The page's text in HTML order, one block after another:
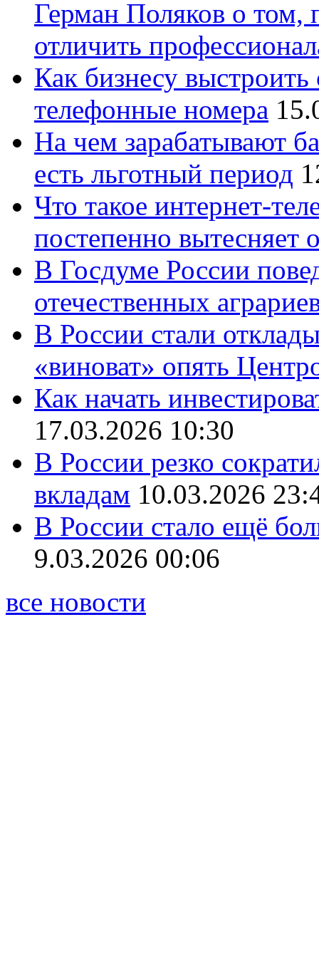
Герман Поляков о том,
отличить
Как бизнесу
телефонные номера
На чем зарабатывают
есть льготный период
Что такое интернет-
постепенно вытесняет
В Госдуме России
отечественных
В России стали
«виноват» опять
Как начать
17.03.2026 10:30
В России резко
вкладам 10.03.2026
В России стало ещё
9.03.2026 00:06
все новости